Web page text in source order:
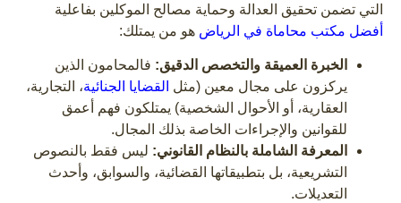
التي تضمن تحقيق العدالة وحماية مصالح الموكلين بفاعلية
أفضل مكتب محاماة في الرياض هو من يمتلك:
الخبرة العميقة والتخصص الدقيق: فالمحامون الذين
يركزون على مجال معين (مثل القضايا الجنائية، التجارية،
العقارية، أو الأحوال الشخصية) يمتلكون فهم أعمق
للقوانين والإجراءات الخاصة بذلك المجال.
المعرفة الشاملة بالنظام القانوني: ليس فقط بالنصوص
التشريعية، بل بتطبيقاتها القضائية، والسوابق، وأحدث
التعديلات.